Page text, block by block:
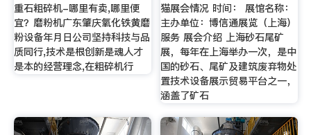
重石粗碎机-哪里有卖,哪里便
宜？磨粉机广东肇庆氧化铁黄磨
粉设备年月日公司坚持科技与品
质同行,技术是根创新是魂人才
是本的经营理念,在粗碎机行
猫展会情况 时间： 展馆名称：
主办单位：博信通展览（上海）
服务 展会介绍 上海砂石尾矿
展，每年在上海举办一次，是中
国的砂石、尾矿及建筑废弃物处
置技术设备展示贸易平台之一，
涵盖了矿石